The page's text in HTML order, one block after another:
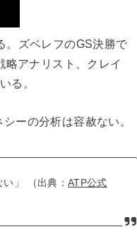
。ズベレフのGS決勝で
アナリスト、クレイ
る。
シーの分析は容赦ない。
」 （出典： ATP公式